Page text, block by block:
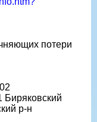
потери
Биряковский
р-н